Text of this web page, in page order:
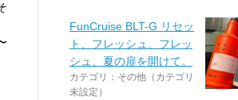
FunCruise BLT-G リセッ
ト、フレッシュ、フレッ
シュ、夏の扉を開けて。
カテゴリ：その他（カテゴリ
未設定）